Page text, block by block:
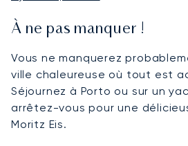
À ne pas manquer !
Vous ne manquerez
ville chaleureuse où tout est
Séjournez à Porto ou sur un
arrêtez-vous pour une
Moritz Eis.